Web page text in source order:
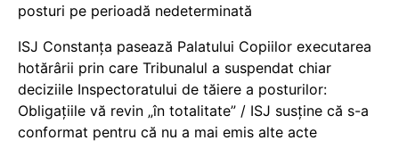
posturi pe perioadă nedeterminată
ISJ Constanța pasează Palatului Copiilor executarea
hotărârii prin care Tribunalul a suspendat chiar
deciziile Inspectoratului de tăiere a posturilor:
Obligațiile vă revin „în totalitate” / ISJ susține că s-a
conformat pentru că nu a mai emis alte acte